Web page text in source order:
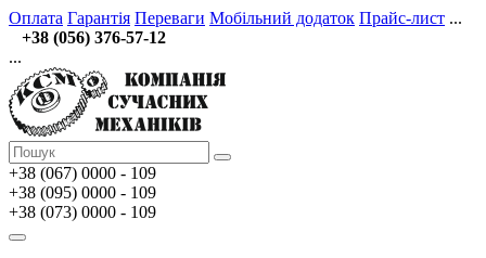
Оплата Гарантія Переваги Мобільний додаток Прайс-лист ...
+38 (056) 376-57-12
...
+38 (067) 0000 - 109
+38 (095) 0000 - 109
+38 (073) 0000 - 109